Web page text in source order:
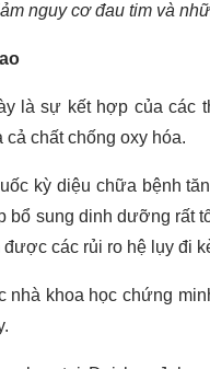
nguy cơ đau tim và
là sự kết hợp của các
chất chống oxy hóa.
kỳ diệu chữa bệnh
bổ sung dinh dưỡng rất
các rủi ro hệ lụy đi
khoa học chứng